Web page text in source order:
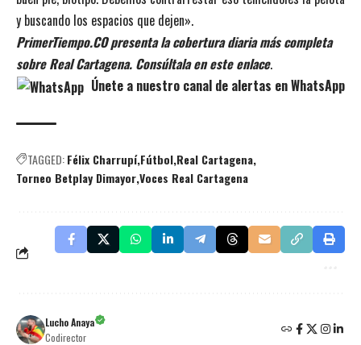
y buscando los espacios que dejen».
PrimerTiempo.CO presenta la cobertura diaria más completa
sobre Real Cartagena. Consúltala en este enlace.
Únete a nuestro canal de alertas en WhatsApp
TAGGED:Félix Charrupí Fútbol Real Cartagena
Torneo Betplay DimayorVoces Real Cartagena
Lucho Anaya
Codirector